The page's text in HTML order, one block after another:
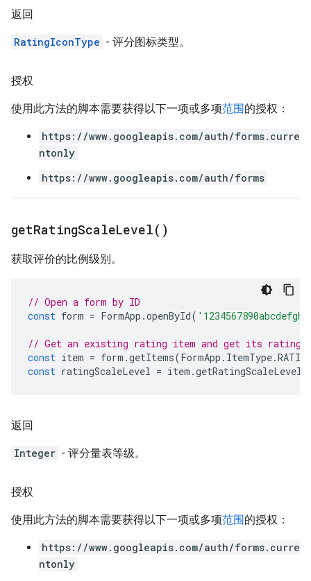
返回
RatingIconType - 评分图标类型。
授权
使用此方法的脚本需要获得以下一项或多项范围的授权：
https://www.googleapis.com/auth/forms.curre
ntonly
https://www.googleapis.com/auth/forms
getRatingScaleLevel( )
获取评价的比例级别。
// Open a form by ID
const form = FormApp .openById(
// Get an existing rating item and get its rating
const item = form .getItems(FormApp . ItemType.
const ratingScaleLevel = item .getRatingScaleLevel
返回
Integer - 评分量表等级。
授权
使用此方法的脚本需要获得以下一项或多项范围的授权：
https://www.googleapis.com/auth/forms.curre
ntonly